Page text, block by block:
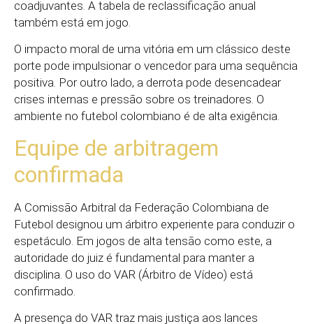
coadjuvantes. A tabela de reclassificação anual
também está em jogo.
O impacto moral de uma vitória em um clássico deste
porte pode impulsionar o vencedor para uma sequência
positiva. Por outro lado, a derrota pode desencadear
crises internas e pressão sobre os treinadores. O
ambiente no futebol colombiano é de alta exigência.
Equipe de arbitragem
confirmada
A Comissão Arbitral da Federação Colombiana de
Futebol designou um árbitro experiente para conduzir o
espetáculo. Em jogos de alta tensão como este, a
autoridade do juiz é fundamental para manter a
disciplina. O uso do VAR (Árbitro de Vídeo) está
confirmado.
A presença do VAR traz mais justiça aos lances